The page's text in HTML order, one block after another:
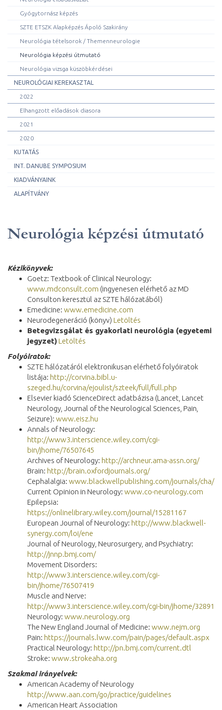
Gyógytornász képzés
SZTE ETSZK Alapképzés Ápoló Szakirány
Neurológia tételsorok / Themenneurologie
Neurológia képzési útmutató
Neurológia vizsga küszöbkérdései
NEUROLÓGIAI KEREKASZTAL
2022
Elhangzott előadások diasora
2021
2020
KUTATÁS
INT. DANUBE SYMPOSIUM
KIADVÁNYAINK
ALAPÍTVÁNY
Neurológia képzési útmutató
Kézikönyvek:
Goetz: Textbook of Clinical Neurology:
www.mdconsult.com (ingyenesen elérhető az MD
Consulton keresztül az SZTE hálózatából)
Emedicine: www.emedicine.com
Neurodegeneráció (könyv) Letöltés
Betegvizsgálat és gyakorlati neurológia (egyetemi
jegyzet)Letöltés
Folyóiratok:
SZTE hálózatáról elektronikusan elérhető folyóiratok
listája: http://corvina.bibl.u-
szeged.hu/corvina/ejoulist/szteek/full/full.php
Elsevier kiadó ScienceDirect adatbázisa (Lancet, Lancet
Neurology, Journal of the Neurological Sciences, Pain,
Seizure): www.eisz.hu
Annals of Neurology:
http://www3.interscience.wiley.com/cgi-
bin/jhome/76507645
Archives of Neurology: http://archneur.ama-assn.org/
Brain: http://brain.oxfordjournals.org/
Cephalalgia: www.blackwellpublishing.com/journals/cha/
Current Opinion in Neurology: www.co-neurology.com
Epilepsia:
https://onlinelibrary.wiley.com/journal/15281167
European Journal of Neurology: http://www.blackwell-
synergy.com/loi/ene
Journal of Neurology, Neurosurgery, and Psychiatry:
http://jnnp.bmj.com/
Movement Disorders:
http://www3.interscience.wiley.com/cgi-
bin/jhome/76507419
Muscle and Nerve:
http://www3.interscience.wiley.com/cgi-bin/jhome/32891
Neurology: www.neurology.org
The New England Journal of Medicine: www.nejm.org
Pain: https://journals.lww.com/pain/pages/default.aspx
Practical Neurology: http://pn.bmj.com/current.dtl
Stroke: www.strokeaha.org
Szakmai irányelvek:
American Academy of Neurology
http://www.aan.com/go/practice/guidelines
American Heart Association